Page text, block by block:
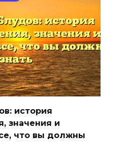
история
значения и
что вы должны